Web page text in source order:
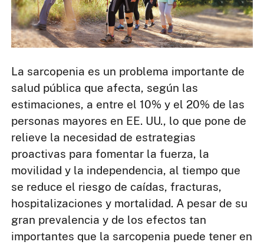
La sarcopenia es un problema importante de
salud pública que afecta, según las
estimaciones, a entre el 10% y el 20% de las
personas mayores en EE. UU., lo que pone de
relieve la necesidad de estrategias
proactivas para fomentar la fuerza, la
movilidad y la independencia, al tiempo que
se reduce el riesgo de caídas, fracturas,
hospitalizaciones y mortalidad. A pesar de su
gran prevalencia y de los efectos tan
importantes que la sarcopenia puede tener en